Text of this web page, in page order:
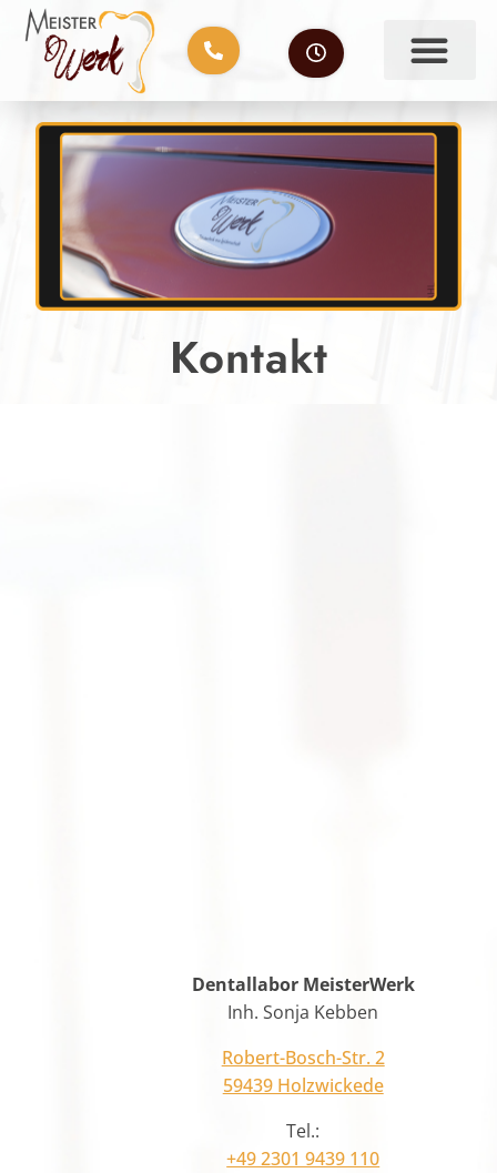
Kontakt
Dentallabor MeisterWerk
Inh. Sonja Kebben
Robert-Bosch-Str. 2
59439 Holzwickede
Tel.:
+49 2301 9439 110